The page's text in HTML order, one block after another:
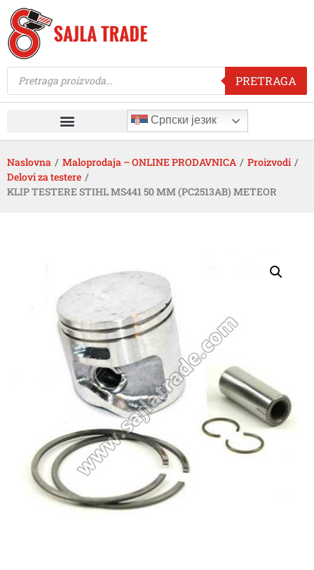
PRETRAGA
Српски језик
Naslovna / Maloprodaja – ONLINE PRODAVNICA / Proizvodi /
Delovi za testere /
KLIP TESTERE STIHL MS441 50 MM (PC2513AB) METEOR